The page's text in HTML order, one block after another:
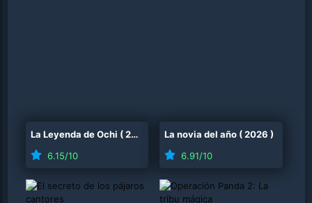
La Leyenda de Ochi (2025
6.15/10
La novia del año (2026 )
6.91/10